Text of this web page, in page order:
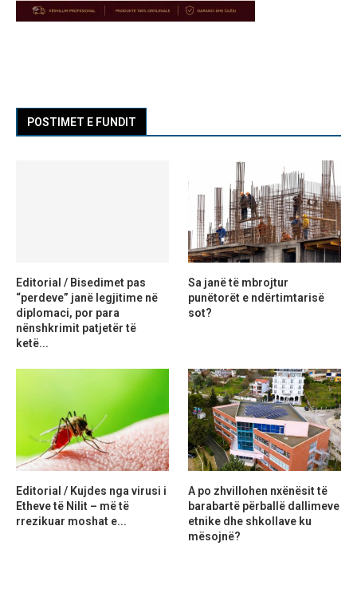
POSTIMET E FUNDIT
Editorial / Bisedimet pas
“perdeve” janë legjitime në
diplomaci, por para
nënshkrimit patjetër të
ketë...
Sa janë të mbrojtur
punëtorët e ndërtimtarisë
sot?
Editorial / Kujdes nga virusi i
Etheve të Nilit – më të
rrezikuar moshat e...
A po zhvillohen nxënësit të
barabartë përballë dallimeve
etnike dhe shkollave ku
mësojnë?